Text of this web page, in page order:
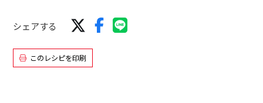
シェアする
このレシピを印刷